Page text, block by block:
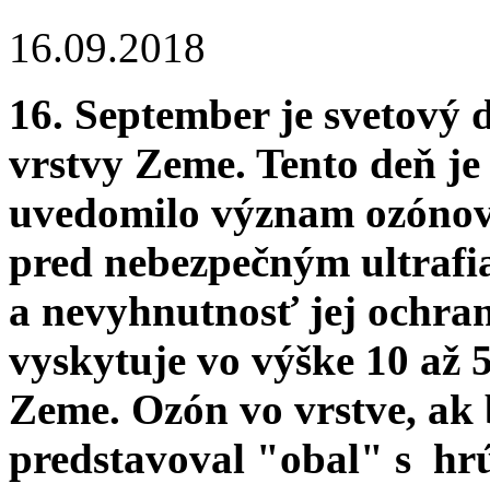
16.09.2018
16. September je svetový
vrstvy Zeme. Tento deň
uvedomilo význam
pred nebezpečným
a nevyhnutnosť jej
vyskytuje vo výške 10 až
Zeme. Ozón vo vrstve,
predstavoval "obal" s